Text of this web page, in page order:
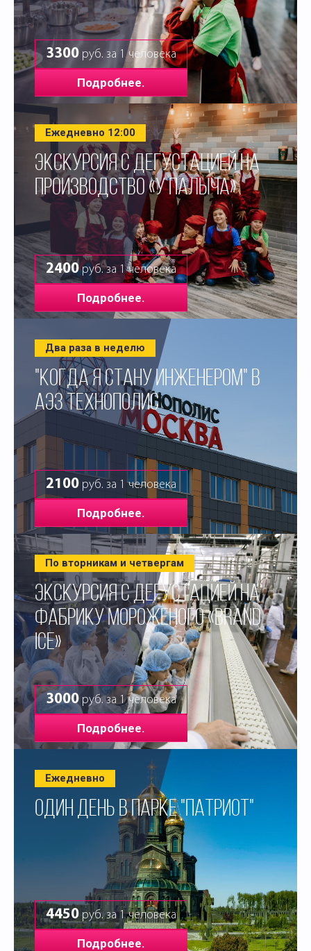
3300 руб. за 1 человека
Подробнее.
Ежедневно 12:00
ЭКСКУРСИЯ С ДЕГУСТАЦИЕЙ НА
ПРОИЗВОДСТВО «У ПАЛЫЧА»
2400руб. за 1 человека
Подробнее.
Два раза в неделю
"КОГДА Я СТАНУ ИНЖЕНЕРОМ" В
АЭЗ ТЕХНОПОЛИС
2100 руб. за 1 человека
Подробнее.
По вторникам и четвергам
ЭКСКУРСИЯ С ДЕГУСТАЦИЕЙ НА
ФАБРИКУ МОРОЖЕНОГО «BRAND
ICE»
3000 руб. за 1 человека
Подробнее.
Ежедневно
ОДИН ДЕНЬ В ПАРКЕ "ПАТРИОТ"
4450руб. за 1 человека
Подробнее.